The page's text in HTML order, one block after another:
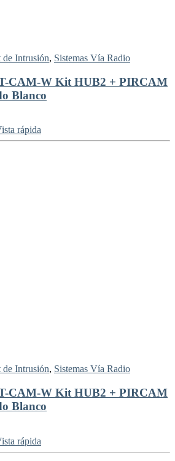
Intrusión, Sistemas Vía Radio
CAM-W Kit HUB2 + PIRCAM
Blanco
rápida
Intrusión, Sistemas Vía Radio
CAM-W Kit HUB2 + PIRCAM
Blanco
rápida